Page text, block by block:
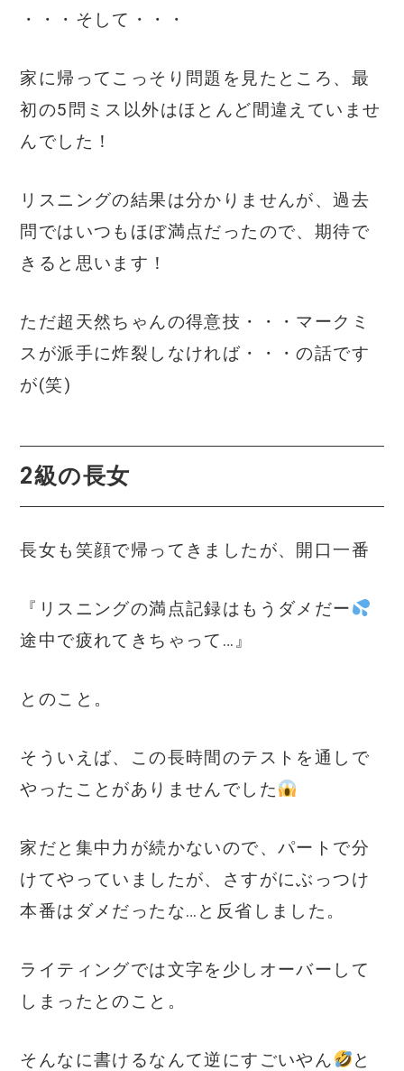
・・・そして・・・
家に帰ってこっそり問題を見たところ、最
初の5問ミス以外はほとんど間違えていませ
んでした！
リスニングの結果は分かりませんが、過去
問ではいつもほぼ満点だったので、期待で
きると思います！
ただ超天然ちゃんの得意技・・・マークミ
スが派手に炸裂しなければ・・・の話です
が(笑)
2級の長女
長女も笑顔で帰ってきましたが、開口一番
『リスニングの満点記録はもうダメだー
途中で疲れてきちゃって…』
とのこと。
そういえば、この長時間のテストを通しで
やったことがありませんでした
家だと集中力が続かないので、パートで分
けてやっていましたが、さすがにぶっつけ
本番はダメだったな…と反省しました。
ライティングでは文字を少しオーバーして
しまったとのこと。
そんなに書けるなんて逆にすごいやん と